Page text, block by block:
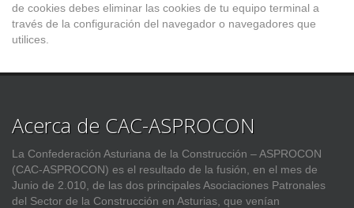
de cookies debes eliminar las cookies de tu equipo terminal a
través de la configuración del navegador o navegadores que
utilices.
Acerca de CAC-ASPROCON
La Confederación Asturiana de la Construcción – ASPROCON
(CAC-ASPROCON) es el resultado de la fusión, en el mes de
Junio de 2.010, de las dos principales Asociaciones Patronales
del Sector de la Construcción en Asturias, que venían